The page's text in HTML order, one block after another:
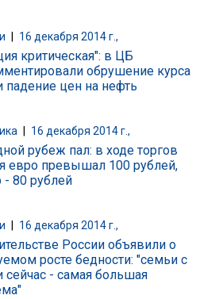
16 декабря 2014 г.,
критическая": в ЦБ
обрушение курса
падение цен на нефть
16 декабря 2014 г.,
рубеж пал: в ходе торгов
евро превышал 100 рублей,
- 80 рублей
16 декабря 2014 г.,
России объявили о
росте бедности: "семьи с
сейчас - самая большая